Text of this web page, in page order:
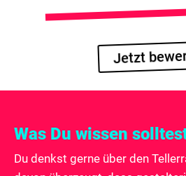
Jetzt
Was Du wissen
Du denkst gerne über den